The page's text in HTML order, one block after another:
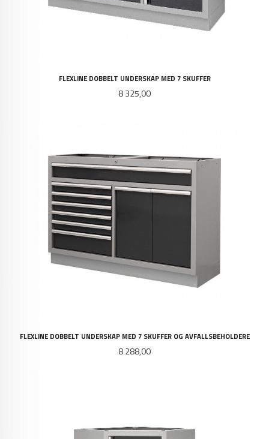
FLEXLINE DOBBELT UNDERSKAP MED 7 SKUFFER
Pris
8 325,00
FLEXLINE DOBBELT UNDERSKAP MED 7 SKUFFER OG AVFALLSBEHOLDERE
Pris
8 288,00